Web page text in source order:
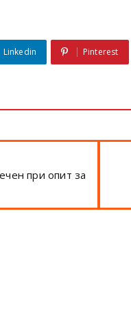
Linkedin Pinterest
при опит за